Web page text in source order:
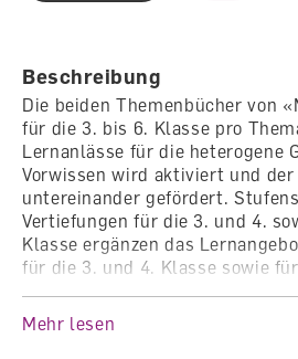
Beschreibung
Die beiden Themenbücher von
für die 3. bis 6. Klasse pro
Lernanlässe für die heterogene
Vorwissen wird aktiviert und
untereinander gefördert.
Vertiefungen für die 3. und 4.
Klasse ergänzen das
für die 3. und 4. Klasse sowie
unterstützen den individuellen
Bei allen Angeboten sind die
Symbolen ausgewiesen. Die
Mehr lesen